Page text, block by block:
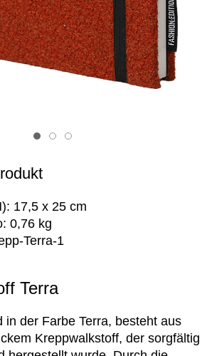
Item 1
Item 2Item 3
17,5 x 25 cm
0,76 kg
Terra-1
Terra
in der Farbe Terra, besteht aus
Kreppwalkstoff, der sorgfältig